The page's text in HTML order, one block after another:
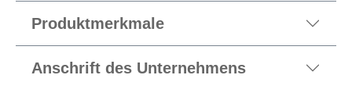
Produktmerkmale
Anschrift des Unternehmens